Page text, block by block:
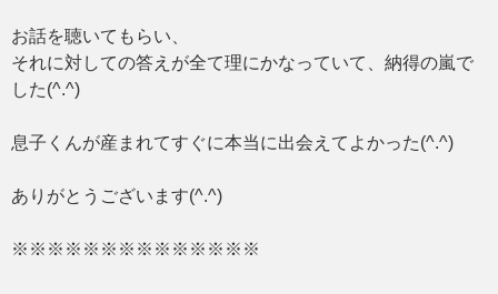
お話を聴いてもらい、
それに対しての答えが全て理にかなっていて、納得の嵐で
した(^.^)
息子くんが産まれてすぐに本当に出会えてよかった(^.^)
ありがとうございます(^.^)
※※※※※※※※※※※※※※